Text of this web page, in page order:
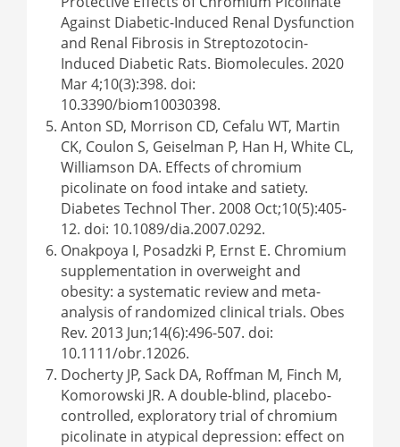
Against Diabetic-Induced Renal Dysfunction
and Renal Fibrosis in Streptozotocin-
Induced Diabetic Rats. Biomolecules. 2020
Mar 4;10(3):398. doi:
10.3390/biom10030398.
Anton SD, Morrison CD, Cefalu WT, Martin
CK, Coulon S, Geiselman P, Han H, White CL,
Williamson DA. Effects of chromium
picolinate on food intake and satiety.
Diabetes Technol Ther. 2008 Oct;10(5):405-
12. doi: 10.1089/dia.2007.0292.
Onakpoya I, Posadzki P, Ernst E. Chromium
supplementation in overweight and
obesity: a systematic review and meta-
analysis of randomized clinical trials. Obes
Rev. 2013 Jun;14(6):496-507. doi:
10.1111/obr.12026.
Docherty JP, Sack DA, Roffman M, Finch M,
Komorowski JR. A double-blind, placebo-
controlled, exploratory trial of chromium
picolinate in atypical depression: effect on